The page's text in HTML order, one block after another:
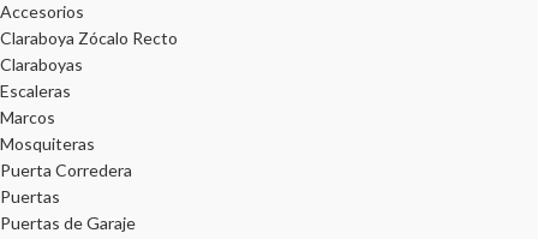
Accesorios
Claraboya Zócalo Recto
Claraboyas
Escaleras
Marcos
Mosquiteras
Puerta Corredera
Puertas
Puertas de Garaje